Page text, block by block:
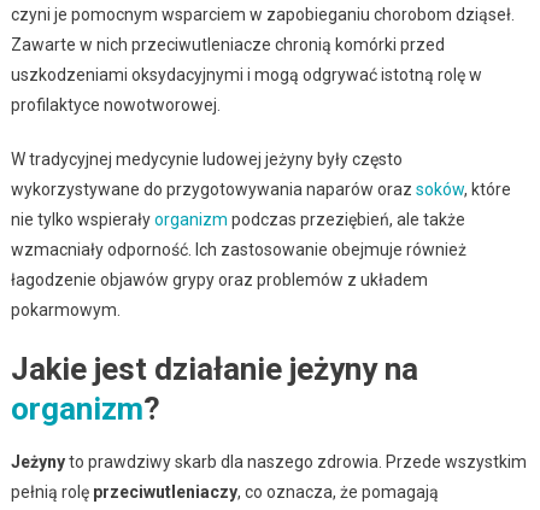
czyni je pomocnym wsparciem w zapobieganiu chorobom dziąseł.
Zawarte w nich przeciwutleniacze chronią komórki przed
uszkodzeniami oksydacyjnymi i mogą odgrywać istotną rolę w
profilaktyce nowotworowej.
W tradycyjnej medycynie ludowej jeżyny były często
wykorzystywane do przygotowywania naparów oraz soków, które
nie tylko wspierałyorganizm podczas przeziębień, ale także
wzmacniały odporność. Ich zastosowanie obejmuje również
łagodzenie objawów grypy oraz problemów z układem
pokarmowym.
Jakie jest działanie jeżyny na
organizm?
Jeżynyto prawdziwy skarb dla naszego zdrowia. Przede wszystkim
pełnią rolę przeciwutleniaczy, co oznacza, że pomagają